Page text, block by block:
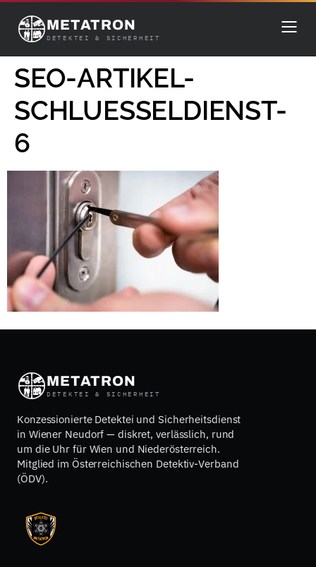
METATRON
DETEKTEI & SICHERHEIT
SEO-ARTIKEL-
SCHLUESSELDIENST-
6
METATRON
DETEKTEI & SICHERHEIT
Konzessionierte Detektei und Sicherheitsdienst
in Wiener Neudorf — diskret, verlässlich, rund
um die Uhr für Wien und Niederösterreich.
Mitglied im Österreichischen Detektiv-Verband
(ÖDV).